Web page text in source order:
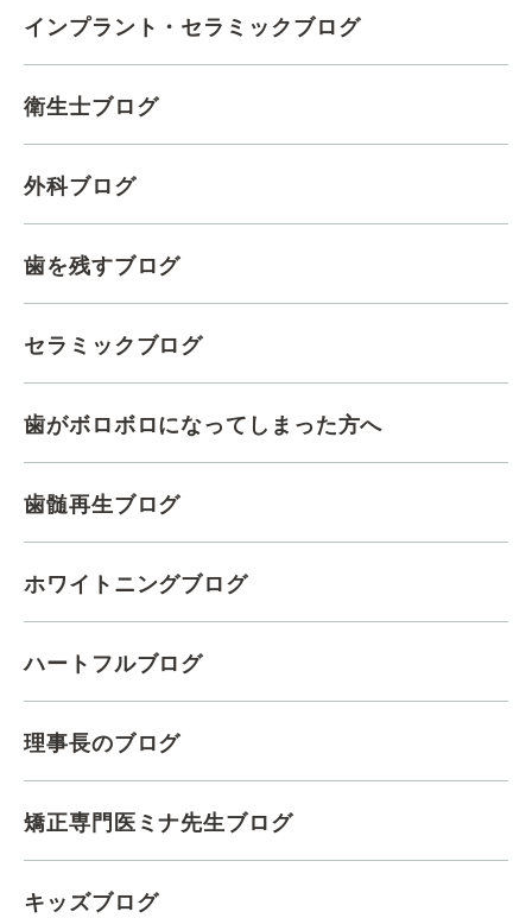
インプラント・セラミックブログ
衛生士ブログ
外科ブログ
歯を残すブログ
セラミックブログ
歯がボロボロになってしまった方へ
歯髄再生ブログ
ホワイトニングブログ
ハートフルブログ
理事長のブログ
矯正専門医ミナ先生ブログ
キッズブログ